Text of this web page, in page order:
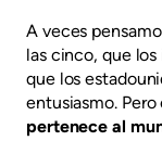
A veces
las cinco, que
que los
entusiasmo.
pertenece al